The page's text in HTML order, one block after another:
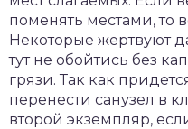
поменять местами, то
Некоторые жертвуют
тут не обойтись без
грязи. Так как
перенести санузел в
второй экземпляр,